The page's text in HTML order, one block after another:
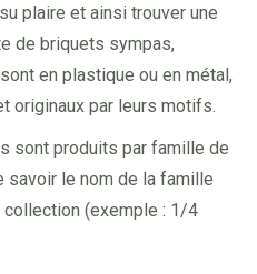
plaire et ainsi trouver une
de briquets sympas,
en plastique ou en métal,
originaux par leurs motifs.
sont produits par famille de
savoir le nom de la famille
collection (exemple : 1/4